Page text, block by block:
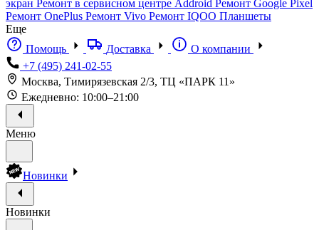
экран Ремонт в сервисном центре Addroid Ремонт Google Pixel
Ремонт OnePlus Ремонт Vivo Ремонт IQOO Планшеты
Еще
Помощь
Доставка
О компании
+7 (495) 241-02-55
Москва, Тимирязевская 2/3, ТЦ «ПАРК 11»
Ежедневно: 10:00–21:00
Меню
Новинки
Новинки